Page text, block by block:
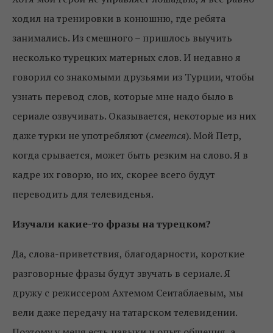
ходил на тренировки в конюшню, где ребята
занимались. Из смешного – пришлось выучить
несколько турецких матерных слов. И недавно я
говорил со знакомыми друзьями из Турции, чтобы
узнать перевод слов, которые мне надо было в
сериале озвучивать. Оказывается, некоторые из них
даже турки не употребляют (смеется). Мой Петр,
когда срывается, может быть резким на слово. Я в
кадре их говорю, но их, скорее всего будут
переводить для телевиденья.
Изучали какие-то фразы на турецком?
Да, слова-приветствия, благодарности, короткие
разговорные фразы будут звучать в сериале. Я
дружу с режиссером Ахтемом Сеитаблаевым, мы
вели даже передачу на татарском телевидении.